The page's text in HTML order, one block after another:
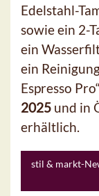
Edelstahl-
sowie ein 2-
ein
ein
Espresso
2025 und in
erhältlich.
stil & markt-